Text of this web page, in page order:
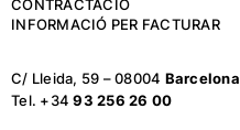
CONTRACTACIÓ
INFORMACIÓ PER FACTURAR
C/ Lleida, 59 – 08004 Barcelona
Tel. +3493 256 26 00